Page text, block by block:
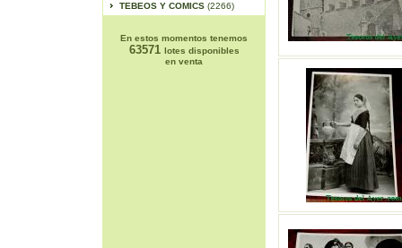
TEBEOS Y COMICS (2266)
En estos momentos tenemos
63571 lotes disponibles
en venta